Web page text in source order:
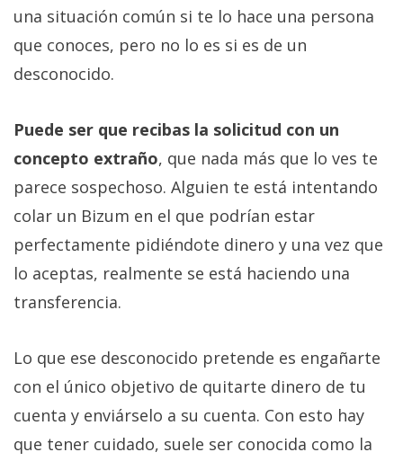
una situación común si te lo hace una persona
que conoces, pero no lo es si es de un
desconocido.
Puede ser que recibas la solicitud con un
concepto extraño, que nada más que lo ves te
parece sospechoso. Alguien te está intentando
colar un Bizum en el que podrían estar
perfectamente pidiéndote dinero y una vez que
lo aceptas, realmente se está haciendo una
transferencia.
Lo que ese desconocido pretende es engañarte
con el único objetivo de quitarte dinero de tu
cuenta y enviárselo a su cuenta. Con esto hay
que tener cuidado, suele ser conocida como la